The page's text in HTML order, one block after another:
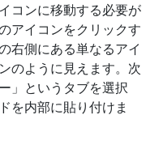
コンに移動する必要が
アイコンをクリックす
右側にある単なるアイ
のように見えます。次
」というタブを選択
を内部に貼り付けま